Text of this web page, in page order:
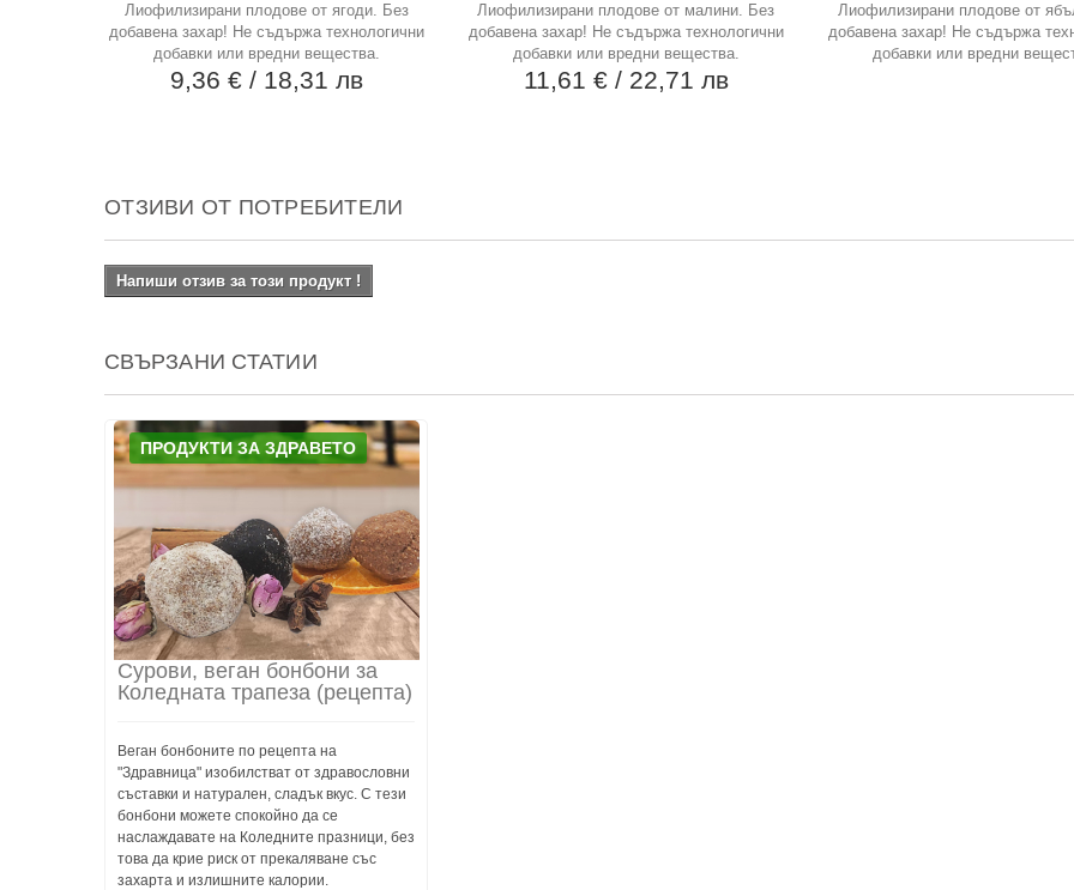
Лиофилизирани плодове от ягоди. Без
добавена захар! Не съдържа технологични
добавки или вредни вещества.
9,36 € / 18,31 лв
Лиофилизирани плодове от малини. Без
добавена захар! Не съдържа технологични
добавки или вредни вещества.
11,61 € / 22,71 лв
Лиофилизирани плодове от
добавена захар! Не съдържа
добавки или вредни
ОТЗИВИ ОТ ПОТРЕБИТЕЛИ
Напиши отзив за този продукт !
СВЪРЗАНИ СТАТИИ
ПРОДУКТИ ЗА ЗДРАВЕТО
Сурови, веган бонбони за
Коледната трапеза (рецепта)
Веган бонбоните по рецепта на
"Здравница" изобилстват от здравословни
съставки и натурален, сладък вкус. С тези
бонбони можете спокойно да се
наслаждавате на Коледните празници, без
това да крие риск от прекаляване със
захарта и излишните калории.